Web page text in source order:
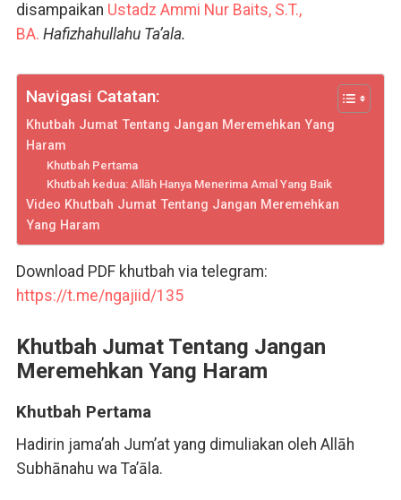
disampaikan Ustadz Ammi Nur Baits, S.T.,
BA. Hafizhahullahu Ta’ala.
Navigasi Catatan:
Khutbah Jumat Tentang Jangan Meremehkan Yang
Haram
Khutbah Pertama
Khutbah kedua: Allāh Hanya Menerima Amal Yang Baik
Video Khutbah Jumat Tentang Jangan Meremehkan
Yang Haram
Download PDF khutbah via telegram:
https://t.me/ngajiid/135
Khutbah Jumat Tentang Jangan
Meremehkan Yang Haram
Khutbah Pertama
Hadirin jama’ah Jum’at yang dimuliakan oleh Allāh
Subhānahu wa Ta’āla.